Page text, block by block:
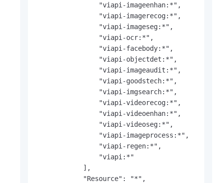
                "viapi-imageenhan:*",
                "viapi-imagerecog:*",
                "viapi-imageseg:*",
                "viapi-ocr:*",
                "viapi-facebody:*",
                "viapi-objectdet:*",
                "viapi-imageaudit:*",
                "viapi-goodstech:*",
                "viapi-imgsearch:*",
                "viapi-videorecog:*",
                "viapi-videoenhan:*",
                "viapi-videoseg:*",
                "viapi-imageprocess:*",
                "viapi-regen:*",
                "viapi:*"
            ],
            "Resource": "*",